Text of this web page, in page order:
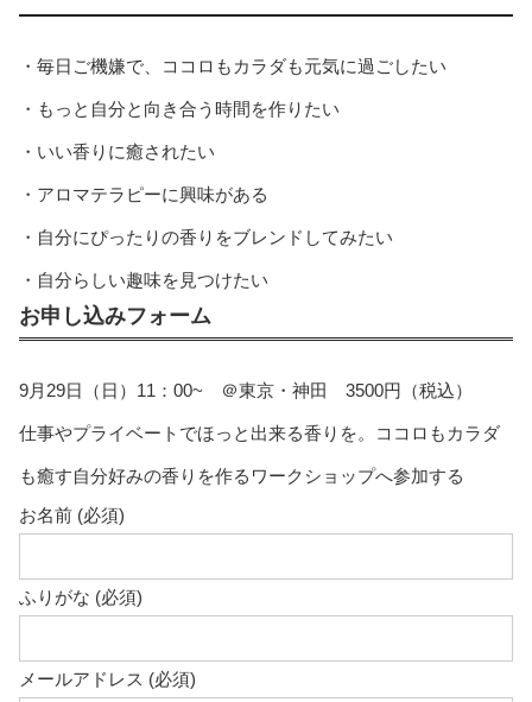
・毎日ご機嫌で、ココロもカラダも元気に過ごしたい
・もっと自分と向き合う時間を作りたい
・いい香りに癒されたい
・アロマテラピーに興味がある
・自分にぴったりの香りをブレンドしてみたい
・自分らしい趣味を見つけたい
お申し込みフォーム
9月29日（日）11：00~ ＠東京・神田 3500円（税込）
仕事やプライベートでほっと出来る香りを。ココロもカラダ
も癒す自分好みの香りを作るワークショップへ参加する
お名前 (必須)
ふりがな (必須)
メールアドレス (必須)